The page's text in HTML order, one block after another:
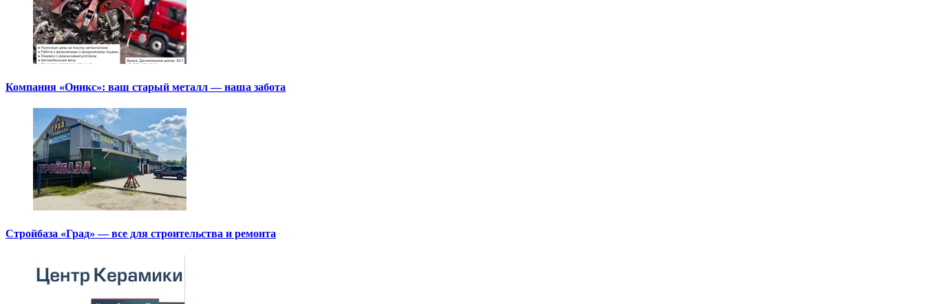
Компания «Оникс»: ваш старый металл — наша забота
Стройбаза «Град» — все для строительства и ремонта